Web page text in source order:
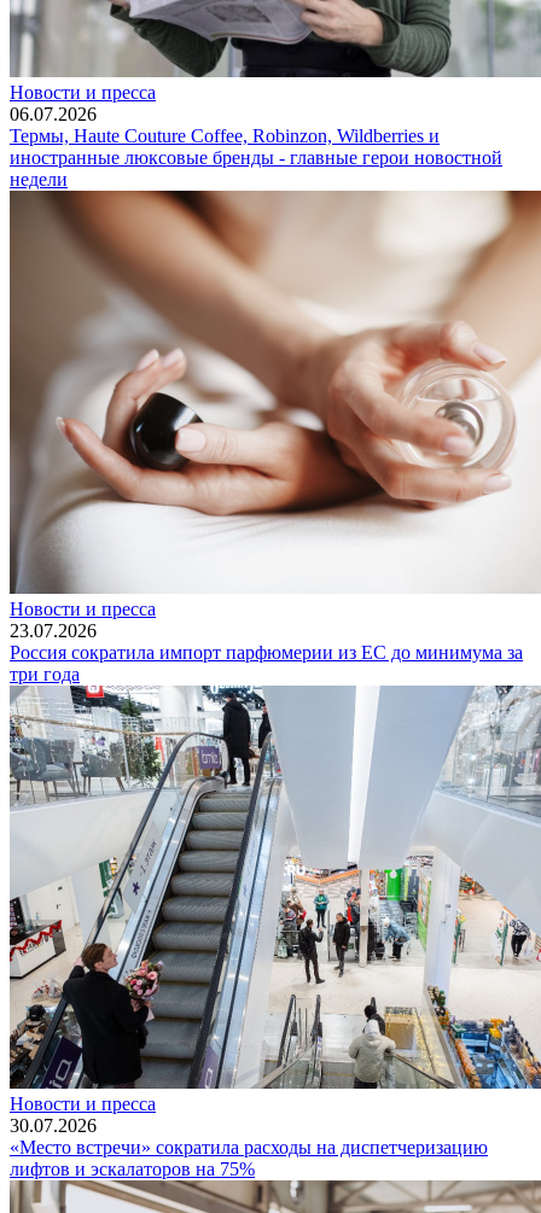
Новости и пресса
06.07.2026
Термы, Haute Couture Coffee, Robinzon, Wildberries и
иностранные люксовые бренды - главные герои новостной
недели
Новости и пресса
23.07.2026
Россия сократила импорт парфюмерии из ЕС до минимума за
три года
Новости и пресса
30.07.2026
«Место встречи» сократила расходы на диспетчеризацию
лифтов и эскалаторов на 75%